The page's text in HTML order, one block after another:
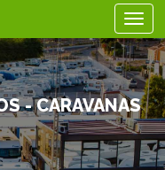
- CARAVANAS